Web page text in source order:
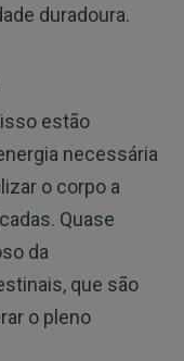
duradoura.
estão
necessária
o corpo a
Quase
da
que são
o pleno